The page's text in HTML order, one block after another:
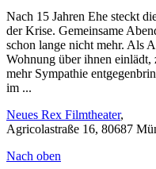
Nach 15 Jahren Ehe steckt
der Krise. Gemeinsame
schon lange nicht mehr. Als
Wohnung über ihnen
mehr Sympathie
im ...
Neues Rex Filmtheater,
Agricolastraße 16, 80687
Nach oben